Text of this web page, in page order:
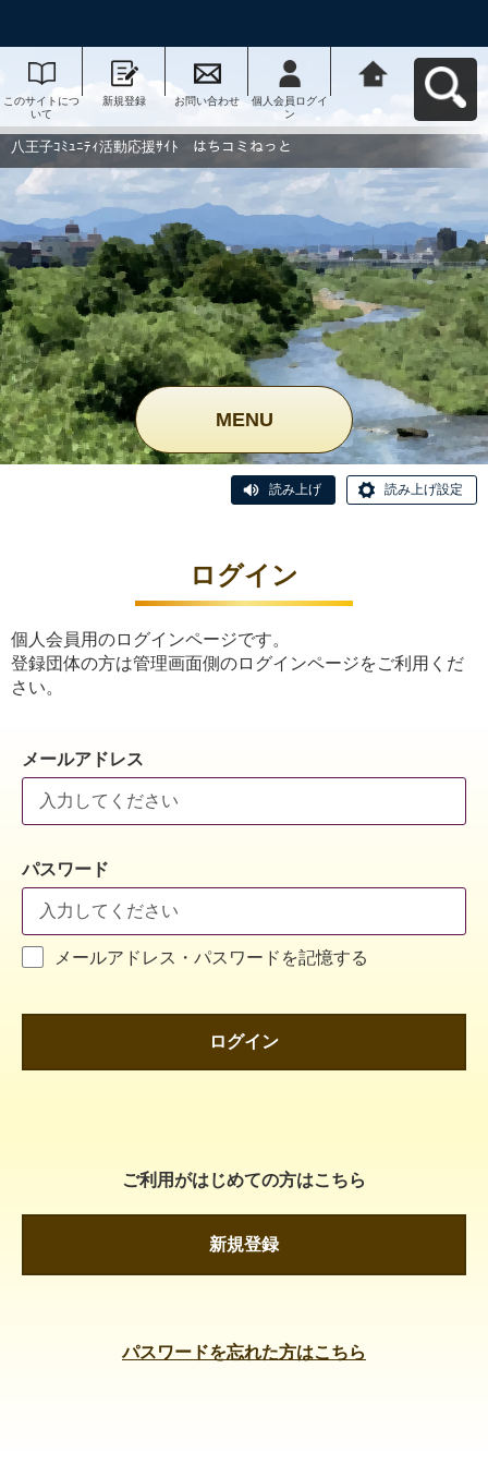
このサイトにつ
いて
新規登録 お問い合わせ
個人会員ログイ
ン
動応援ｻｲﾄ はち
コミねっとへ戻
八王子ｺﾐｭﾆﾃｨ活動応援ｻｲﾄ はちコミねっと
MENU
読み上げ 読み上げ設定
ログイン
個人会員用のログインページです。
登録団体の方は管理画面側のログインページをご利用くだ
さい。
メールアドレス
パスワード
メールアドレス・パスワードを記憶する
ログイン
ご利用がはじめての方はこちら
新規登録
パスワードを忘れた方はこちら